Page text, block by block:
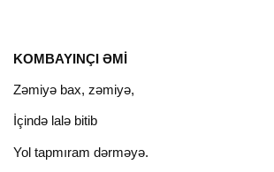
KOMBAYINÇI ƏMİ
Zəmiyə bax, zəmiyə,
İçində lalə bitib
Yol tapmıram dərməyə.